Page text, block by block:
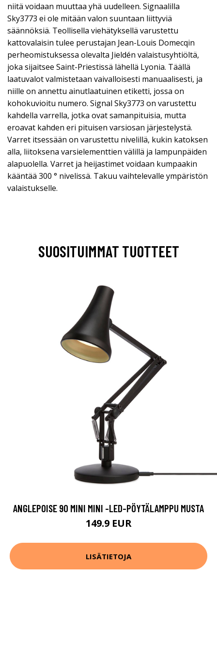
niitä voidaan muuttaa yhä uudelleen. Signaalilla
Sky3773 ei ole mitään valon suuntaan liittyviä
säännöksiä. Teollisella viehätyksellä varustettu
kattovalaisin tulee perustajan Jean-Louis Domecqin
perheomistuksessa olevalta Jieldén valaistusyhtiöltä,
joka sijaitsee Saint-Priestissä lähellä Lyonia. Täällä
laatuvalot valmistetaan vaivalloisesti manuaalisesti, ja
niille on annettu ainutlaatuinen etiketti, jossa on
kohokuvioitu numero. Signal Sky3773 on varustettu
kahdella varrella, jotka ovat samanpituisia, mutta
eroavat kahden eri pituisen varsiosan järjestelystä.
Varret itsessään on varustettu nivelillä, kukin katoksen
alla, liitoksena varsielementtien välillä ja lampunpäiden
alapuolella. Varret ja heijastimet voidaan kumpaakin
kääntää 300 ° nivelissä. Takuu vaihtelevalle ympäristön
valaistukselle.
SUOSITUIMMAT TUOTTEET
ANGLEPOISE 90 MINI MINI -LED-PÖYTÄLAMPPU MUSTA
149.9 EUR
LISÄTIETOJA